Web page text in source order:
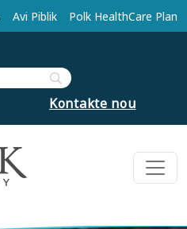
Avi Piblik Polk HealthCare Plan
Kontakte nou